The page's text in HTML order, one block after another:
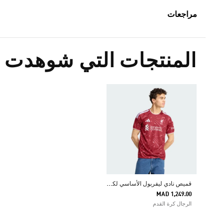
مراجعات
المنتجات التي شوهدت
ق
ميص نادي ليفربول الأساسي لكرة القدم لموسم 26/27
MAD 1,249.00
الرجال كرة القدم